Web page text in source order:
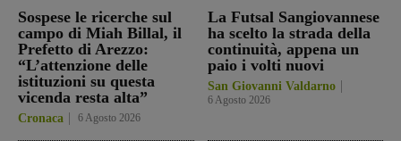
Sospese le ricerche sul
campo di Miah Billal, il
Prefetto di Arezzo:
“L’attenzione delle
istituzioni su questa
vicenda resta alta”
Cronaca 6 Agosto 2026
La Futsal Sangiovannese
ha scelto la strada della
continuità, appena un
paio i volti nuovi
San Giovanni Valdarno
6 Agosto 2026